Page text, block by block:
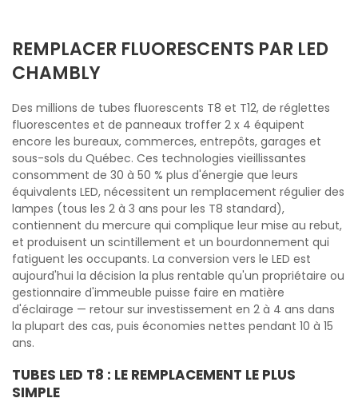
REMPLACER FLUORESCENTS PAR LED
CHAMBLY
Des millions de tubes fluorescents T8 et T12, de réglettes
fluorescentes et de panneaux troffer 2 x 4 équipent
encore les bureaux, commerces, entrepôts, garages et
sous-sols du Québec. Ces technologies vieillissantes
consomment de 30 à 50 % plus d'énergie que leurs
équivalents LED, nécessitent un remplacement régulier des
lampes (tous les 2 à 3 ans pour les T8 standard),
contiennent du mercure qui complique leur mise au rebut,
et produisent un scintillement et un bourdonnement qui
fatiguent les occupants. La conversion vers le LED est
aujourd'hui la décision la plus rentable qu'un propriétaire ou
gestionnaire d'immeuble puisse faire en matière
d'éclairage — retour sur investissement en 2 à 4 ans dans
la plupart des cas, puis économies nettes pendant 10 à 15
ans.
TUBES LED T8 : LE REMPLACEMENT LE PLUS
SIMPLE